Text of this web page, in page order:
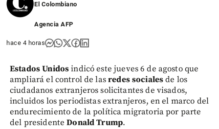
El Colombiano
Agencia AFP
hace 4 horas
Estados Unidosindicó este jueves 6 de agosto que
ampliará el control de lasredes socialesde los
ciudadanos extranjeros solicitantes de visados,
incluidos los periodistas extranjeros, en el marco del
endurecimiento de la política migratoria por parte
del presidenteDonald Trump.